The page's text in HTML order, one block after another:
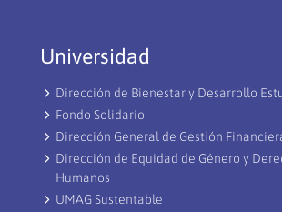
Universidad
Dirección de Bienestar y Desarrollo
Fondo Solidario
Dirección General de Gestión
Dirección de Equidad de Género y
Humanos
UMAG Sustentable